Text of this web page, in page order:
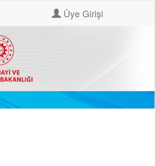
Üye Girişi